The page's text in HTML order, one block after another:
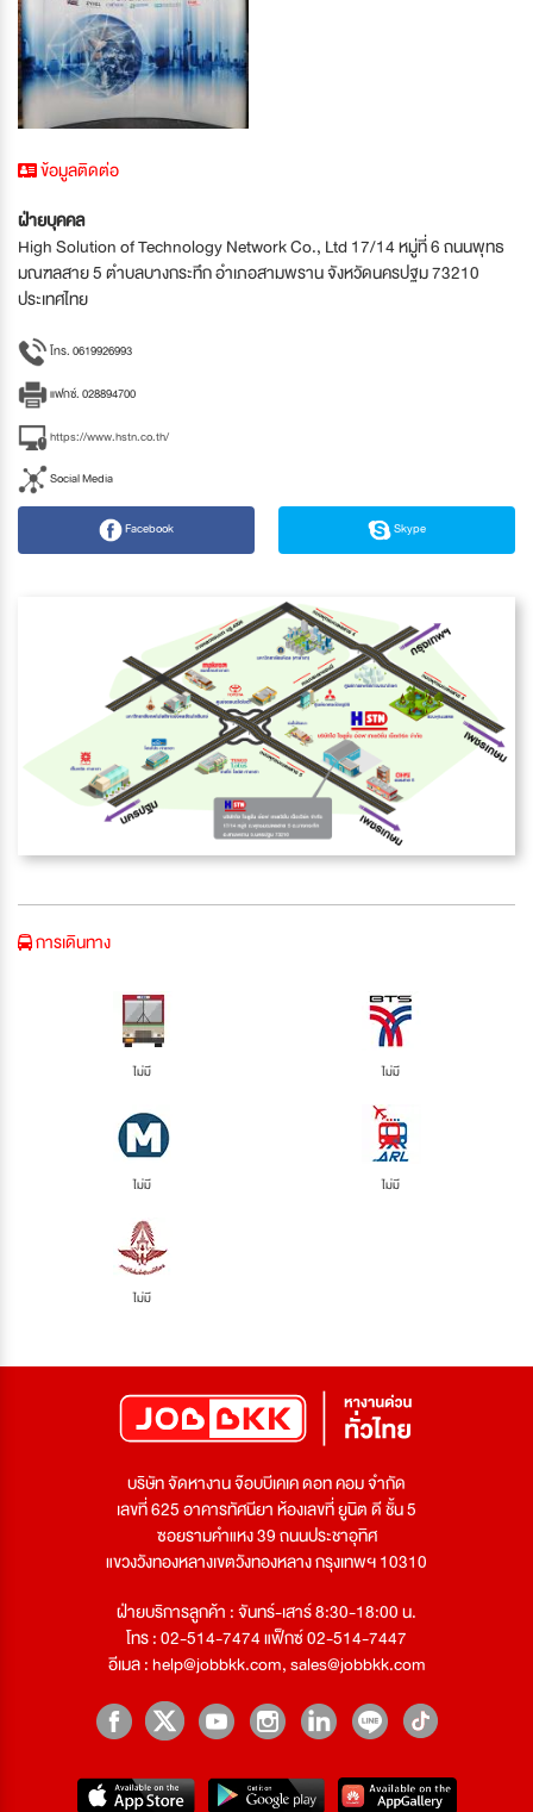
ข้อมูลติดต่อ
ฝ่ายบุคคล
High Solution of Technology Network Co., Ltd 17/14 หมู่ที่ 6 ถนนพุทธ
มณฑลสาย 5 ตำบลบางกระทึก อำเภอสามพราน จังหวัดนครปฐม 73210
ประเทศไทย
โทร. 0619926993
แฟกซ์. 028894700
https://www.hstn.co.th/
Social Media
Facebook Skype
การเดินทาง
ไม่มี ไม่มี
ไม่มี ไม่มี
ไม่มี
บริษัท จัดหางาน จ๊อบบีเคเค ดอท คอม จำกัด
เลขที่ 625 อาคารทัศนียา ห้องเลขที่ ยูนิต ดี ชั้น 5
ซอยรามคำแหง 39 ถนนประชาอุทิศ
แขวงวังทองหลางเขตวังทองหลาง กรุงเทพฯ 10310
ฝ่ายบริการลูกค้า : จันทร์-เสาร์ 8:30-18:00 น.
โทร : 02-514-7474 แฟ็กซ์ 02-514-7447
อีเมล :help@jobbkk.com,sales@jobbkk.com